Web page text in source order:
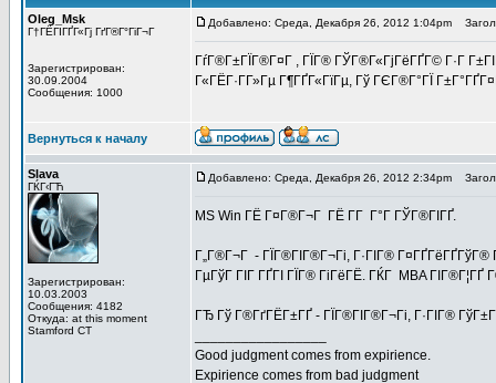
Oleg_Msk
Г†ГЁГІГҐГ«Гј ГґГ®Г°ГіГ¬Г
Зарегистрирован:
30.09.2004
Сообщения: 1000
Добавлено: Среда, Декабря 26, 2012 1:04pm
ГѓГ®Г±ГЇГ®Г¤Г , ГЇГ® ГЎГ®Г«ГјГёГҐГ© Г·Г
Г«ГЁГ·Г­Г»Гµ Г¶ГҐГ«ГїГµ, Гў ГЄГ®Г°ГЇ
Вернуться к началу
Slava
ГЌГ‹ГЋ
Зарегистрирован:
10.03.2003
Сообщения: 4182
Откуда: at this moment
Stamford CT
Добавлено: Среда, Декабря 26, 2012 2:34pm
MS Win ГЁ Г¤Г®Г¬Г ГЁ Г­Г Г°Г ГЎГ®ГІГҐ.
Г„Г®Г¬Г - ГЇГ®ГІГ®Г¬Гі, Г·ГІГ® Г¤ГҐГёГҐГўГ®
ГµГўГ ГІГ ГҐГІ ГЇГ® ГіГёГЁ. ГЌГ MBA
ГЂ Гў Г®ГґГЁГ±ГҐ - ГЇГ®ГІГ®Г¬Гі, Г·ГІГ®
Good judgment comes from expirience.
Expirience comes from bad judgment